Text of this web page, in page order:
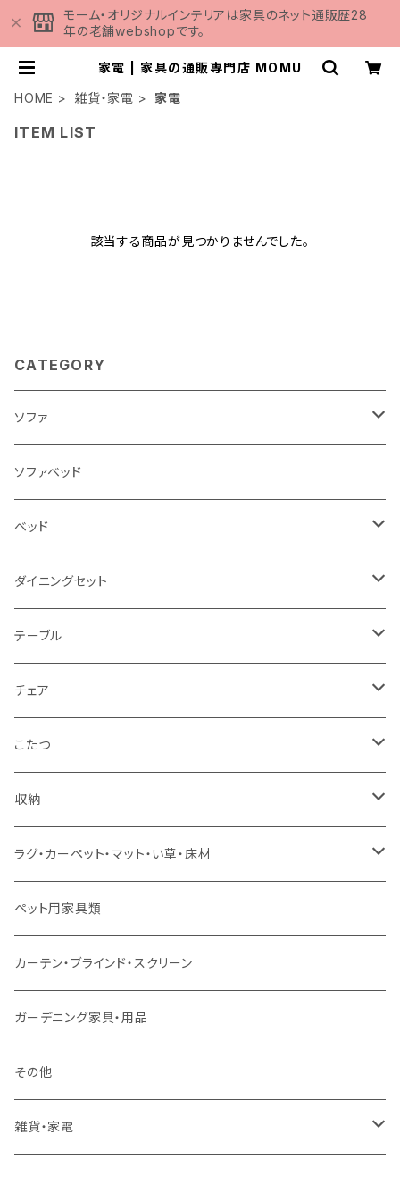
モーム・オリジナルインテリアは家具のネット通販歴28
年の老舗webshopです。
家電 | 家具の通販専門店 MOMU
HOME
雑貨・家電 家電
ITEM LIST
該当する商品が見つかりませんでした。
CATEGORY
ソファ
3人掛け
2.5人掛け
2人掛け
1人掛け
カウチソファ
コーナーソファ
ソファセット
スツール・オットマン
ソファ付属品
クッション・座椅子
ソファベッド
ベッド
シングルサイズ以下（フレームのみ）
セミダブルサイズ（フレームのみ）
ダブルサイズ（フレームのみ）
ワイドダブルサイズ以上（フレームのみ）
シングルサイズ以下（マットレス付）
セミダブルサイズ（マットレス付）
ダブルサイズ（マットレス付）
ダブルサイズ以上（マットレス付）
ロフトベッド
二段ベッド
マットレス
ダイニングセット
ダイニング3点セット以下
ダイニング4点セット
ダイニング5点・6点セット
ダイニング7点セット以上
テーブル
センターテーブル
ダイニングテーブル
カウンターテーブル
リフティングテーブル
サイドテーブル・コーヒーテーブル
デスク
チェア
ダイニングチェア
カウンターチェア
キッズチェア
オフィスチェア・ゲーミングチェア
ダイニングベンチ・スツール
こたつ
こたつテーブル
こたつ布団
コタツ・布団セット
収納
本棚・シェルフ
食器棚・収納庫
レンジ台・カウンター
ラック
TVボード
キャビネット・飾り棚
ラグ・カーペット・マット・い草・床材
マット・フロアタイル
ラグ
カーペット
ペット用家具類
カーテン・ブラインド・スクリーン
ガーデニング家具・用品
その他
雑貨・家電